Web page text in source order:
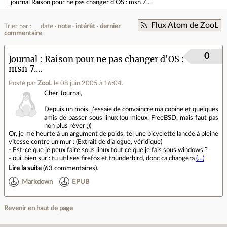
journal Raison pour ne pas changer d'OS : msn 7....
Flux Atom de ZooL
Trier par : date note intérêt
dernier
commentaire
Journal
Raison pour ne pas changer d'OS :
msn 7....
Posté par ZooL le 08 juin 2005 à 16:04.
0
Cher Journal,
Depuis un mois, j'essaie de convaincre ma copine et quelques
amis de passer sous linux (ou mieux, FreeBSD, mais faut pas
non plus rêver ;))
Or, je me heurte à un argument de poids, tel une bicyclette lancée à pleine
vitesse contre un mur : (Extrait de dialogue, véridique)
- Est-ce que je peux faire sous linux tout ce que je fais sous windows ?
- oui, bien sur : tu utilises firefox et thunderbird, donc ça changera (…)
Lire la suite (63 commentaires).
Markdown EPUB
Revenir en haut de page